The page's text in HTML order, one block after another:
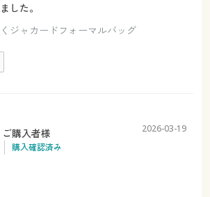
した。
ジャカードフォーマルバッグ
ご購入者様
購入確認済み
2026-03-19